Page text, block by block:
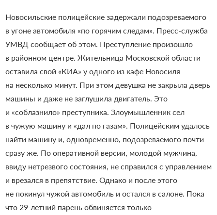
Новосильские полицейские задержали подозреваемого
в угоне автомобиля «по горячим следам». Пресс-служба
УМВД сообщает об этом. Преступление произошло
в районном центре. Жительница Московской области
оставила свой «КИА» у одного из кафе Новосиля
на несколько минут. При этом девушка не закрыла дверь
машины и даже не заглушила двигатель. Это
и «соблазнило» преступника. Злоумышленник сел
в чужую машину и «дал по газам». Полицейским удалось
найти машину и, одновременно, подозреваемого почти
сразу же. По оперативной версии, молодой мужчина,
ввиду нетрезвого состояния, не справился с управлением
и врезался в препятствие. Однако и после этого
не покинул чужой автомобиль и остался в салоне. Пока
что 29-летний парень обвиняется только